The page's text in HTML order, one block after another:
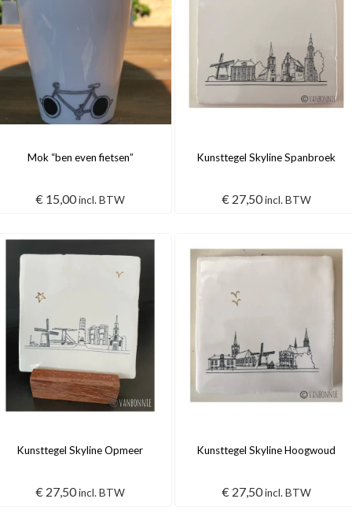
Mok “ben even fietsen”
€ 15,00incl. BTW
Kunsttegel Skyline Spanbroek
€ 27,50incl. BTW
Kunsttegel Skyline Opmeer
€ 27,50incl. BTW
Kunsttegel Skyline Hoogwoud
€ 27,50incl. BTW